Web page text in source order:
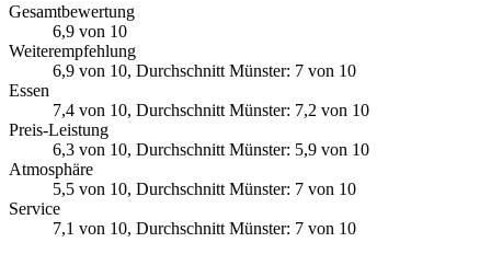
Gesamtbewertung
6,9 von 10
Weiterempfehlung
6,9 von 10, Durchschnitt Münster: 7 von 10
Essen
7,4 von 10, Durchschnitt Münster: 7,2 von 10
Preis-Leistung
6,3 von 10, Durchschnitt Münster: 5,9 von 10
Atmosphäre
5,5 von 10, Durchschnitt Münster: 7 von 10
Service
7,1 von 10, Durchschnitt Münster: 7 von 10